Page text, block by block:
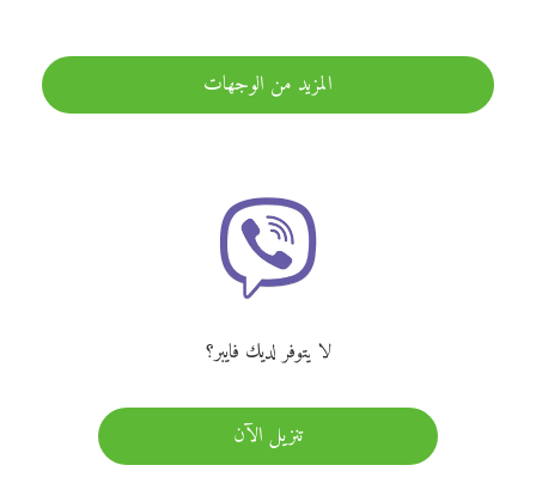
المزيد من الوجهات
لا يتوفر لديك فايبر؟
تنزيل الآن